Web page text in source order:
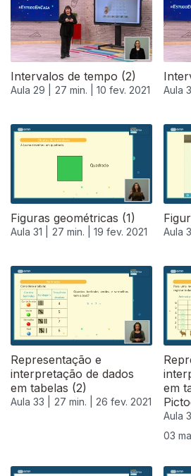
Intervalos de tempo (2)
Aula 29 | 27 min. | 10 fev. 2021 Aula
Figuras geométricas (1)
Aula 31 | 27 min. | 19 fev. 2021 Aula
Representação e
interpretação de dados
em tabelas (2)
Aula 33 | 27 min. | 26 fev. 2021
em
Aula
03
529522